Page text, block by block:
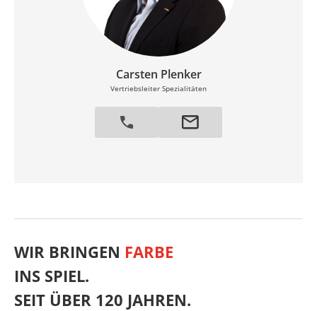
Carsten Plenker
Vertriebsleiter Spezialitäten
WIR BRINGEN FARBE
INS SPIEL.
SEIT ÜBER 120 JAHREN.